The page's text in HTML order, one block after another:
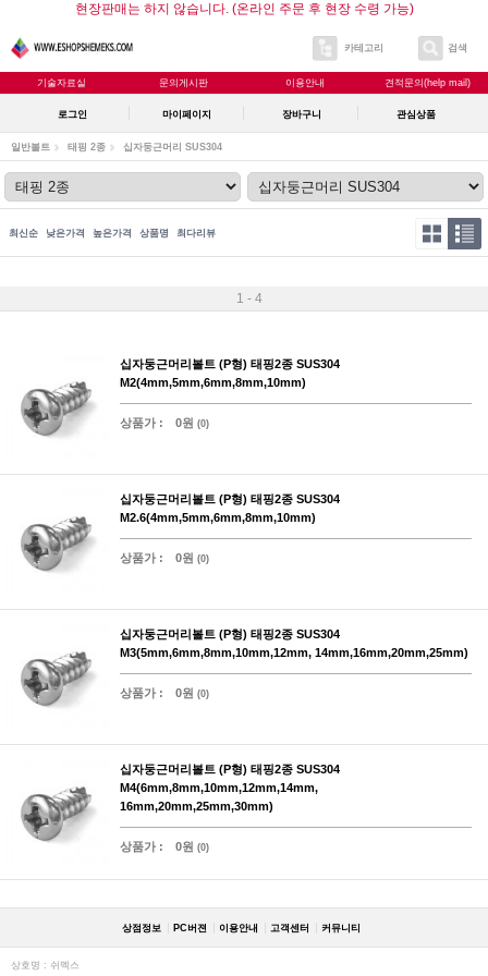
현장판매는 하지 않습니다. (온라인 주문 후 현장 수령 가능)
카테고리 검색
기술자료실 문의게시판 이용안내 견적문의(help mail)
로그인 마이페이지 장바구니 관심상품
일반볼트 태핑 2종 십자둥근머리 SUS304
최신순 낮은가격 높은가격 상품명 최다리뷰
1 - 4
십자둥근머리볼트 (P형) 태핑2종 SUS304
M2(4mm,5mm,6mm,8mm,10mm)
상품가 : 0원 (0)
십자둥근머리볼트 (P형) 태핑2종 SUS304
M2.6(4mm,5mm,6mm,8mm,10mm)
상품가 : 0원 (0)
십자둥근머리볼트 (P형) 태핑2종 SUS304
M3(5mm,6mm,8mm,10mm,12mm, 14mm,16mm,20mm,25mm)
상품가 : 0원 (0)
십자둥근머리볼트 (P형) 태핑2종 SUS304
M4(6mm,8mm,10mm,12mm,14mm,
16mm,20mm,25mm,30mm)
상품가 : 0원 (0)
상점정보 PC버젼 이용안내 고객센터 커뮤니티
상호명 : 쉬멕스